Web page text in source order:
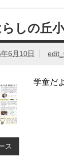
しの丘
6月10日
学童だ
ス